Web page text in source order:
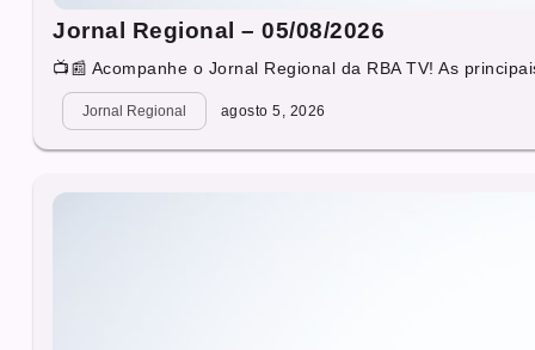
Jornal Regional – 05/08/2026
📺📰 Acompanhe o Jornal Regional da RBA TV! As
Jornal Regional agosto 5, 2026